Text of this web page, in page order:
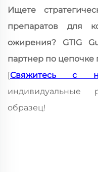
Ищете
препаратов для
ожирения? GTIG
партнер по цепочке
[Свяжитесь с
образец!